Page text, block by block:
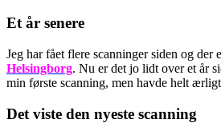
Et år senere
Jeg har fået flere scanninger siden og
Helsingborg. Nu er det jo lidt over et år
min første scanning, men havde helt
Det viste den nyeste scanning